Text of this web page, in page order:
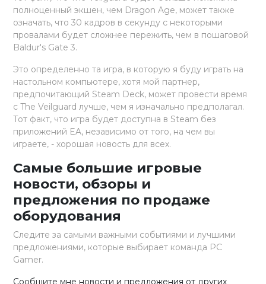
полноценный экшен, чем Dragon Age, может также
означать, что 30 кадров в секунду с некоторыми
провалами будет сложнее пережить, чем в пошаговой
Baldur's Gate 3.
Это определенно та игра, в которую я буду играть на
настольном компьютере, хотя мой партнер,
предпочитающий Steam Deck, может провести время
с The Veilguard лучше, чем я изначально предполагал.
Тот факт, что игра будет доступна в Steam без
приложений EA, независимо от того, на чем вы
играете, - хорошая новость для всех.
Самые большие игровые
новости, обзоры и
предложения по продаже
оборудования
Следите за самыми важными событиями и лучшими
предложениями, которые выбирает команда PC
Gamer.
Сообщите мне новости и предложения от других